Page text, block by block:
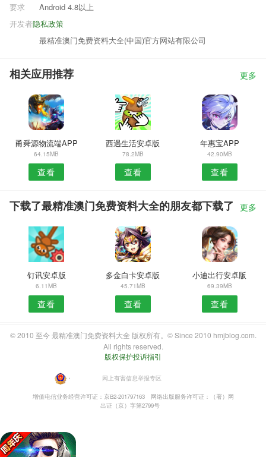
要求
Android 4.8以上
隐私政策
开发者
最精准澳门免费资料大全(中国)官方网站有限公司
相关应用推荐 更多
甬舜源物流端APP
64.15MB
查看
西遇生活安卓版
78.2MB
查看
年惠宝APP
42.90MB
查看
下载了最精准澳门免费资料大全的朋友都下载了 更多
钉讯安卓版
6.11MB
查看
多金白卡安卓版
45.71MB
查看
小迪出行安卓版
69.39MB
查看
© 2010 至今 最精准澳门免费资料大全 版权所有。© Since 2010 hmjblog.com.
All rights reserved.
版权保护投诉指引
・ 网上有害信息举报专区
增值电信业务经营许可证：京B2-201797163
网络出版服务许可证：（署）网
出证（京）字第2799号